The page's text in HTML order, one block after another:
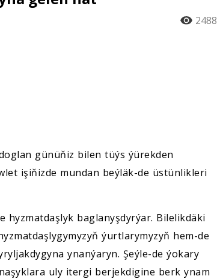
2488
günüňiz bilen tüýs ýürekden
işiňizde mundan beýläk-de üstünlikleri
baglanyşdyrýar. Bilelikdäki
ýurtlarymyzyň hem-de
ynanýaryn. Şeýle-de ýokary
uly itergi berjekdigine berk ynam